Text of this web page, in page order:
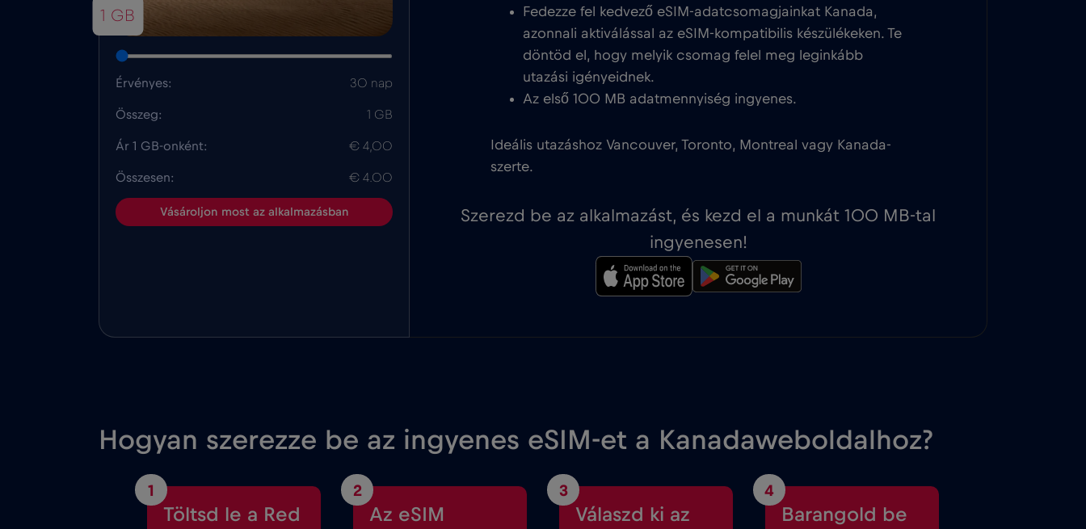
1 GB
Érvényes: 30 nap
Összeg: 1 GB
Ár 1 GB-onként: € 4,00
Összesen: € 4.00
Vásároljon most az alkalmazásban
Fedezze fel kedvező eSIM-adatcsomagjainkat Kanada,
azonnali aktiválással az eSIM-kompatibilis készülékeken. Te
döntöd el, hogy melyik csomag felel meg leginkább
utazási igényeidnek.
Az első 100 MB adatmennyiség ingyenes.
Ideális utazáshoz Vancouver, Toronto, Montreal vagy Kanada-
szerte.
Szerezd be az alkalmazást, és kezd el a munkát 100 MB-tal
ingyenesen!
Hogyan szerezze be az ingyenes eSIM-et a Kanadaweboldalhoz?
1
Töltsd le a Red
2
Az eSIM
3
Válaszd ki az
4
Barangold be